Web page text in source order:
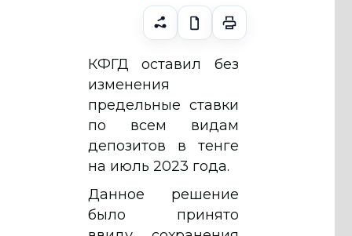
КФГД оставил без
изменения
предельные ставки
по всем видам
депозитов в тенге
на июль 2023 года.
Данное решение
было принято